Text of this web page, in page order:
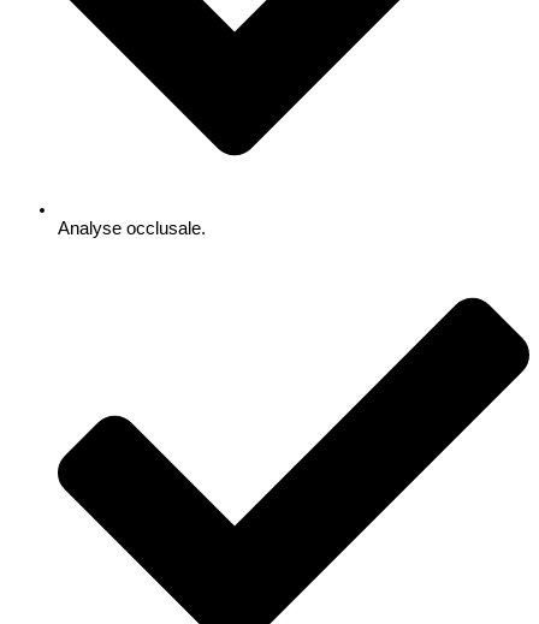
Analyse occlusale.